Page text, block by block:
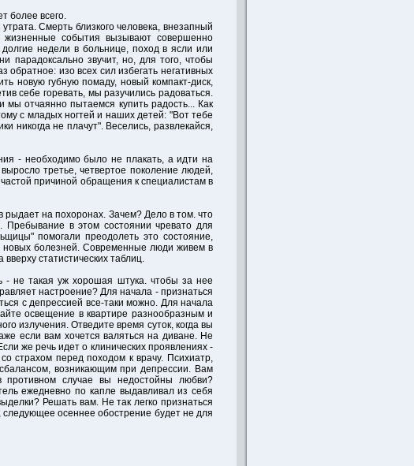
более всего.
Смерть близкого человека, внезапный
события вызывают совершенно
недели в больнице, поход в ясли или
парадоксально звучит, но, для того, чтобы
обратное: изо всех сил избегать негативных
новую губную помаду, новый компакт-диск,
себе горевать, мы разучились радоваться.
отчаянно пытаемся купить радость... Как
с младых ногтей и наших детей: "Вот тебе
никогда не плачут". Веселись, развлекайся,
- необходимо было не плакать, а идти на
третье, четвертое поколение людей,
причиной обращения к специалистам в
рыдает на похоронах. Зачем? Дело в том. что
Пребывание в этом состоянии чревато для
помогали преодолеть это состояние,
новых болезней. Современные люди живем в
статистических таблиц.
- не такая уж хорошая штука. чтобы за нее
настроение? Для начала - признаться
с депрессией все-таки можно. Для начала
освещение в квартире разнообразным и
излучения. Отведите время суток, когда вы
если вам хочется валяться на диване. Не
же речь идет о клинических проявлениях -
страхом перед походом к врачу. Психиатр,
возникающим при депрессии. Вам
противном случае вы недостойны любви?
ежедневно по капле выдавливал из себя
Решать вам. Не так легко признаться
следующее осеннее обострение будет не для